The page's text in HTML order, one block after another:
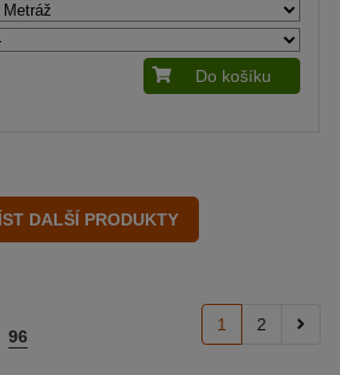
Do košíku
96
1 2